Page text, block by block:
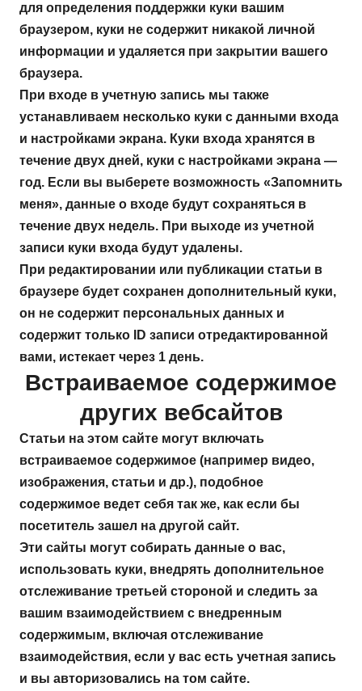
для определения поддержки куки вашим
браузером, куки не содержит никакой личной
информации и удаляется при закрытии вашего
браузера.
При входе в учетную запись мы также
устанавливаем несколько куки с данными входа
и настройками экрана. Куки входа хранятся в
течение двух дней, куки с настройками экрана —
год. Если вы выберете возможность «Запомнить
меня», данные о входе будут сохраняться в
течение двух недель. При выходе из учетной
записи куки входа будут удалены.
При редактировании или публикации статьи в
браузере будет сохранен дополнительный куки,
он не содержит персональных данных и
содержит только ID записи отредактированной
вами, истекает через 1 день.
Встраиваемое содержимое
других вебсайтов
Статьи на этом сайте могут включать
встраиваемое содержимое (например видео,
изображения, статьи и др.), подобное
содержимое ведет себя так же, как если бы
посетитель зашел на другой сайт.
Эти сайты могут собирать данные о вас,
использовать куки, внедрять дополнительное
отслеживание третьей стороной и следить за
вашим взаимодействием с внедренным
содержимым, включая отслеживание
взаимодействия, если у вас есть учетная запись
и вы авторизовались на том сайте.